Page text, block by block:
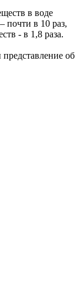
в воде
почти в 10 раз,
- в 1,8 раза.
об